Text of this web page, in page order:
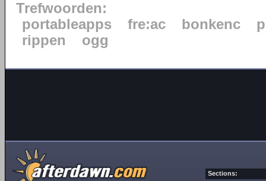
Trefwoorden:
portableapps
fre:ac bonkenc
rippen
ogg
Sections: